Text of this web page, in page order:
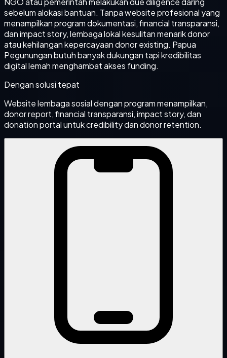
sebelum alokasi bantuan. Tanpa website profesional yang
menampilkan program dokumentasi, financial transparansi,
dan impact story, lembaga lokal kesulitan menarik donor
atau kehilangan kepercayaan donor existing. Papua
Pegunungan butuh banyak dukungan tapi kredibilitas
digital lemah menghambat akses funding.
Dengan solusi tepat
Website lembaga sosial dengan program menampilkan,
donor report, financial transparansi, impact story, dan
donation portal untuk credibility dan donor retention.